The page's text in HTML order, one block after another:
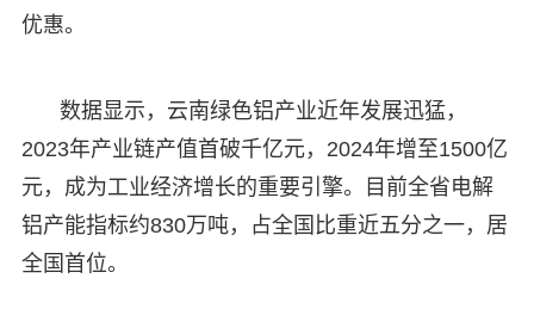
优惠。
数据显示，云南绿色铝产业近年发展迅猛，
2023年产业链产值首破千亿元，2024年增至1500亿
元，成为工业经济增长的重要引擎。目前全省电解
铝产能指标约830万吨，占全国比重近五分之一，居
全国首位。